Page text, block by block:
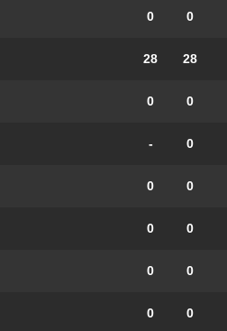
0 0
28 28
0 0
- 0
0 0
0 0
0 0
0 0